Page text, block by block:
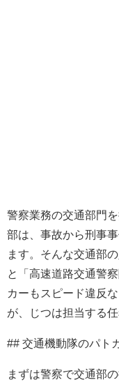
警察業務の交通部門
部は、事故から刑事
ます。そんな交通部
と「高速道路交通警
カーもスピード違反
が、じつは担当する
## 交通機動隊のパト
まずは警察で交通部